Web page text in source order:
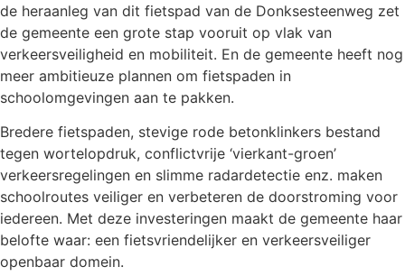
de heraanleg van dit fietspad van de Donksesteenweg zet
de gemeente een grote stap vooruit op vlak van
verkeersveiligheid en mobiliteit. En de gemeente heeft nog
meer ambitieuze plannen om fietspaden in
schoolomgevingen aan te pakken.
Bredere fietspaden, stevige rode betonklinkers bestand
tegen wortelopdruk, conflictvrije ‘vierkant-groen’
verkeersregelingen en slimme radardetectie enz. maken
schoolroutes veiliger en verbeteren de doorstroming voor
iedereen. Met deze investeringen maakt de gemeente haar
belofte waar: een fietsvriendelijker en verkeersveiliger
openbaar domein.